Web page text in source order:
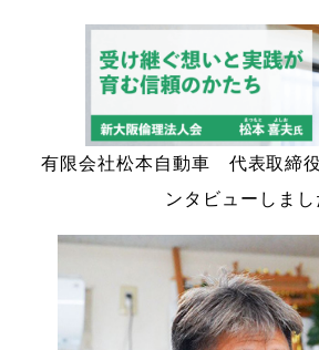
有限会社松本自動車 代表取締
ンタビューしまし